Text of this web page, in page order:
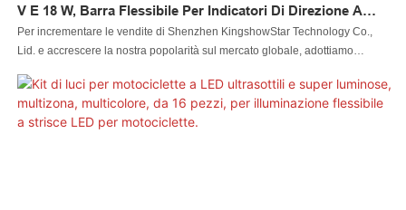
V E 18 W, Barra Flessibile Per Indicatori Di Direzione A
LED Per Moto, Luce Per Bicicletta A LED Per Moto
Per incrementare le vendite di Shenzhen KingshowStar Technology Co.,
Lid. e accrescere la nostra popolarità sul mercato globale, adottiamo
l'aggiornamento delle nostre informazioni sui social media come Facebook,
per promuovere i nostri prodotti e servizi. Il nostro obiettivo eterno è
diventare una delle aziende più influenti e leader del settore